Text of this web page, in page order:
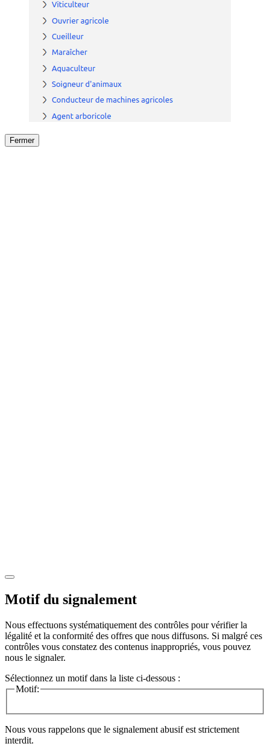
Fermer
Motif du signalement
Nous effectuons systématiquement des contrôles pour vérifier la
légalité et la conformité des offres que nous diffusons. Si malgré ces
contrôles vous constatez des contenus inappropriés, vous pouvez
nous le signaler.
Sélectionnez un motif dans la liste ci-dessous :
Motif:
Nous vous rappelons que le signalement abusif est strictement
interdit.